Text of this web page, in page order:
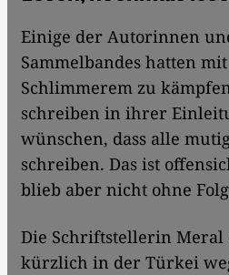
Einige der Autorinnen
Sammelbandes hatten
Schlimmerem zu
schreiben in ihrer
wünschen, dass alle
schreiben. Das ist
blieb aber nicht ohne
Die Schriftstellerin Meral
kürzlich in der Türkei